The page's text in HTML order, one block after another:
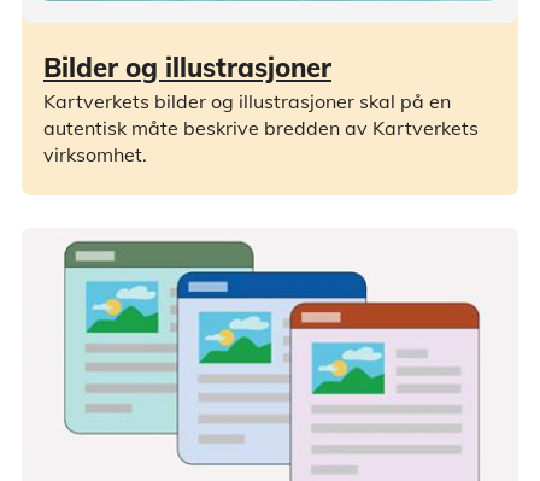
Bilder og illustrasjoner
Kartverkets bilder og illustrasjoner skal på en
autentisk måte beskrive bredden av Kartverkets
virksomhet.